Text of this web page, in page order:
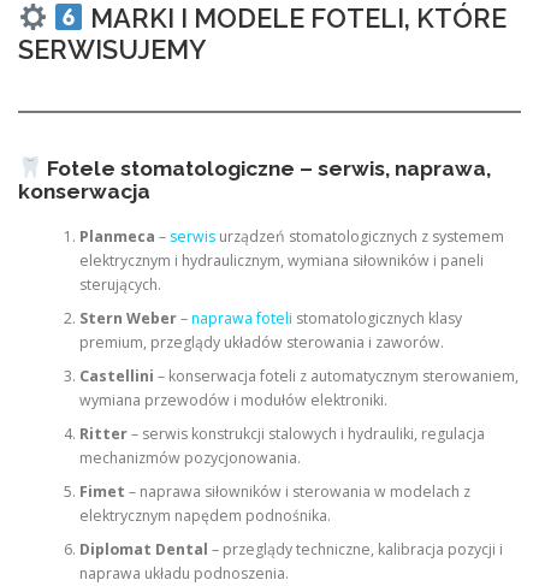
MARKI I MODELE FOTELI, KTÓRE
SERWISUJEMY
Fotele stomatologiczne – serwis, naprawa,
konserwacja
Planmeca – serwisurządzeń stomatologicznych z systemem
elektrycznym i hydraulicznym, wymiana siłowników i paneli
sterujących.
Stern Weber–naprawa foteli stomatologicznych klasy
premium, przeglądy układów sterowania i zaworów.
Castellini – konserwacja foteli z automatycznym sterowaniem,
wymiana przewodów i modułów elektroniki.
Ritter– serwis konstrukcji stalowych i hydrauliki, regulacja
mechanizmów pozycjonowania.
Fimet – naprawa siłowników i sterowania w modelach z
elektrycznym napędem podnośnika.
Diplomat Dental – przeglądy techniczne, kalibracja pozycji i
naprawa układu podnoszenia.